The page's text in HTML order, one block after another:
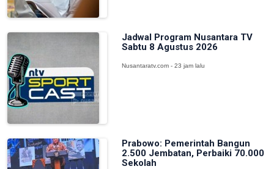
Jadwal Program Nusantara TV
Sabtu 8 Agustus 2026
Nusantaratv.com - 23 jam lalu
Prabowo: Pemerintah Bangun
2.500 Jembatan, Perbaiki 70.000
Sekolah